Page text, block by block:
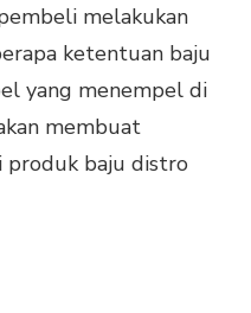
melakukan
ketentuan baju
yang menempel di
membuat
produk baju distro